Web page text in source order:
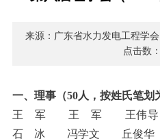
来源：广东省水力发电工程学会
点击数
一、理事（50人，按姓氏笔划
王 军 王 军 王伟
石 冰 冯学文 丘俊华